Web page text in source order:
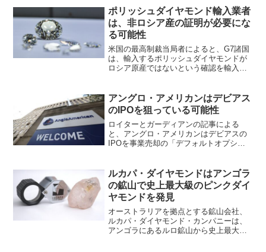
ポリッシュダイヤモンド輸入業者
は、非ロシア産の証明が必要にな
る可能性
米国の最高制裁当局者によると、G7諸国
は、輸入するポリッシュダイヤモンドが
ロシア原産ではないという確認を輸入企
会（JVC）が米国制裁調整局のリーダー
であるジェームズ・...
アングロ・アメリカンはデビアス
のIPOを狙っている可能性
ロイターとガーディアンの記事による
と、アングロ・アメリカンはデビアスの
IPOを事業売却の「デフォルトオプショ
スをロンドン取引所に上場させたいと考
えており、ある関係筋はデ...
ルカパ・ダイヤモンドはアンゴラ
の鉱山で史上最大級のピンクダイ
ヤモンドを発見
オーストラリアを拠点とする鉱山会社、
ルカパ・ダイヤモンド・カンパニーは、
アンゴラにあるルロ鉱山から史上最大級